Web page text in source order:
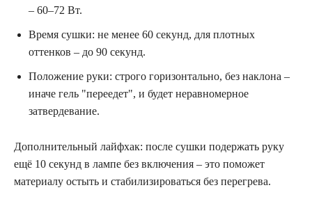
– 60–72 Вт.
Время сушки: не менее 60 секунд, для плотных
оттенков – до 90 секунд.
Положение руки: строго горизонтально, без наклона –
иначе гель "переедет", и будет неравномерное
затвердевание.
Дополнительный лайфхак: после сушки подержать руку
ещё 10 секунд в лампе без включения – это поможет
материалу остыть и стабилизироваться без перегрева.